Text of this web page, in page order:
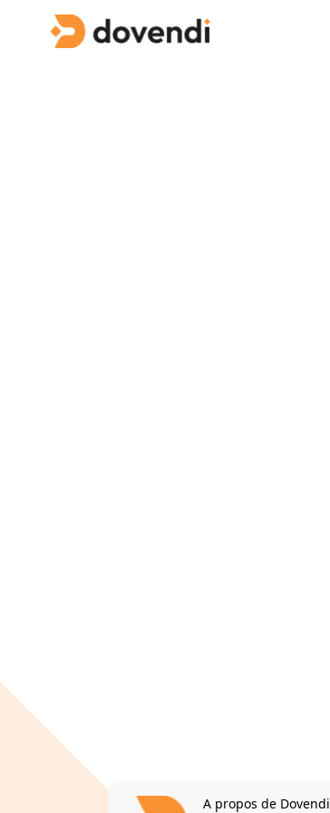
A propos de Dovendi